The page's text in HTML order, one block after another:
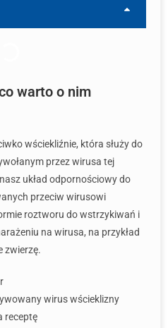
warto o nim
wściekliźnie, która służy do
przez wirusa tej
układ odpornościowy do
przeciw wirusowi
roztworu do wstrzykiwań i
na wirusa, na przykład
zwierzę.
wirus wścieklizny
receptę